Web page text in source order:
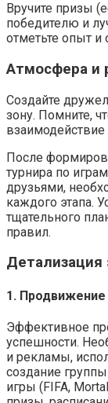
Вручите призы
победителю и
отметьте опыт и
Атмосфера и
Создайте
зону. Помните,
взаимодействие
После
турнира по
друзьями,
каждого этапа.
тщательного
правил.
Детализация
1. Продвижение
Эффективное
успешности.
и рекламы,
создание
игры (FIFA,